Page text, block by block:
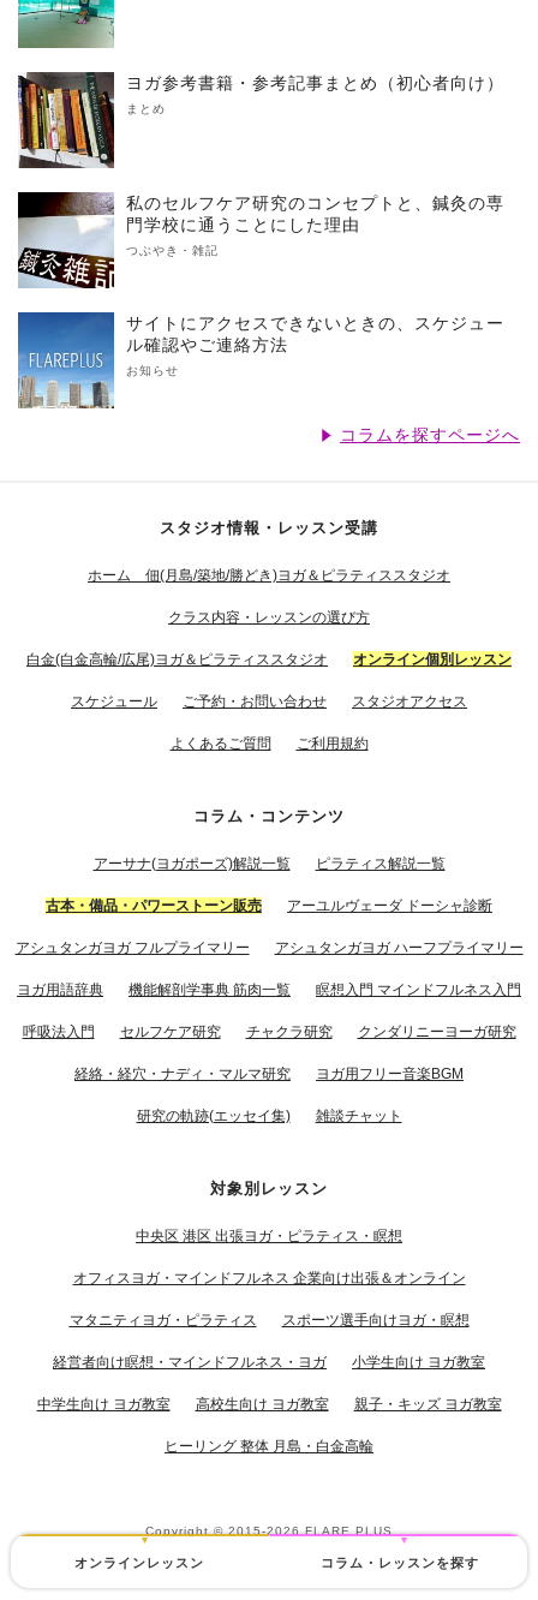
オンラインレッスン コラム・レッスンを探す
ヨガ参考書籍・参考記事まとめ（初心者向け）
まとめ
私のセルフケア研究のコンセプトと、鍼灸の専
門学校に通うことにした理由
つぶやき・雑記
サイトにアクセスできないときの、スケジュー
ル確認やご連絡方法
お知らせ
コラムを探すページへ
スタジオ情報・レッスン受講
ホーム 佃(月島/築地/勝どき)ヨガ＆ピラティススタジオ
クラス内容・レッスンの選び方
白金(白金高輪/広尾)ヨガ＆ピラティススタジオ オンライン個別レッスン
スケジュール ご予約・お問い合わせ スタジオアクセス
よくあるご質問 ご利用規約
コラム・コンテンツ
アーサナ(ヨガポーズ)解説一覧 ピラティス解説一覧
古本・備品・パワーストーン販売 アーユルヴェーダ ドーシャ診断
アシュタンガヨガ フルプライマリー アシュタンガヨガ ハーフプライマリー
ヨガ用語辞典 機能解剖学事典 筋肉一覧 瞑想入門 マインドフルネス入門
呼吸法入門 セルフケア研究 チャクラ研究 クンダリニーヨーガ研究
経絡・経穴・ナディ・マルマ研究 ヨガ用フリー音楽BGM
研究の軌跡(エッセイ集) 雑談チャット
対象別レッスン
中央区 港区 出張ヨガ・ピラティス・瞑想
オフィスヨガ・マインドフルネス 企業向け出張＆オンライン
マタニティヨガ・ピラティス スポーツ選手向けヨガ・瞑想
経営者向け瞑想・マインドフルネス・ヨガ 小学生向け ヨガ教室
中学生向け ヨガ教室 高校生向け ヨガ教室 親子・キッズ ヨガ教室
ヒーリング 整体 月島・白金高輪
Copyright © 2015-2026FLARE PLUS